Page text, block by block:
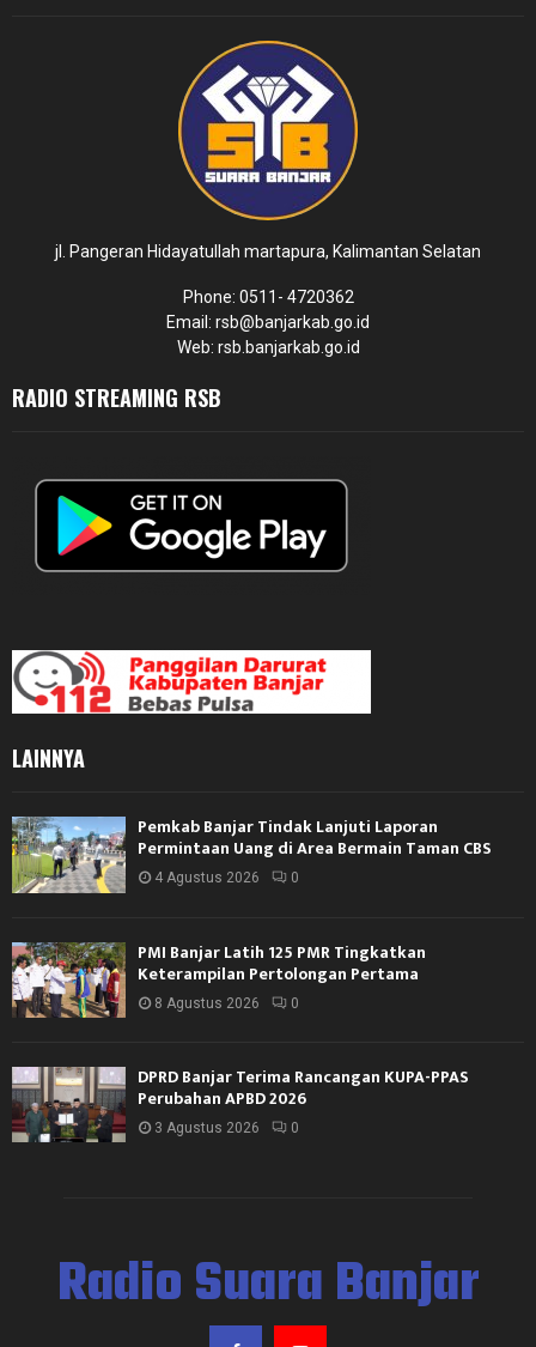
jl. Pangeran Hidayatullah martapura, Kalimantan Selatan
Phone: 0511- 4720362
Email: rsb@banjarkab.go.id
Web: rsb.banjarkab.go.id
RADIO STREAMING RSB
LAINNYA
Pemkab Banjar Tindak Lanjuti Laporan
Permintaan Uang di Area Bermain Taman CBS
4 Agustus 2026 0
PMI Banjar Latih 125 PMR Tingkatkan
Keterampilan Pertolongan Pertama
8 Agustus 2026 0
DPRD Banjar Terima Rancangan KUPA-PPAS
Perubahan APBD 2026
3 Agustus 2026 0
Radio Suara Banjar